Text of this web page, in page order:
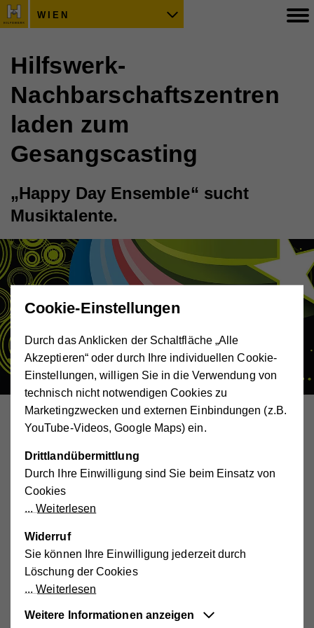
WIEN
Hilfswerk-
Nachbarschaftszentren
laden zum
Gesangscasting
„Happy Day Ensemble“ sucht
Musiktalente.
DieHilfswerk-Nachbarschaftszentren
Unterstützung von Profimusiker Elias Meiri soll eine
musikalische Truppe auf die Beine gestellt werden.
Bereits im Februar finden zwei Vorcastings statt. Wer
singen kann und mitmachen will, ist herzlich eingeladen.
Casting-Termine
Vorcasting Montag, 11. und 18. Februar, jeweils von
19.30–21.00 Uhr
Hauptcasting mit Elias Meiri Montag, 25. Februar von
19.30–21.00 Uhr
Cookie-Einstellungen
Durch das Anklicken der Schaltfläche „Alle
Akzeptieren“ oder durch Ihre individuellen Cookie-
Einstellungen, willigen Sie in die Verwendung von
technisch nicht notwendigen Cookies zu
Marketingzwecken und externen Einbindungen (z.B.
YouTube-Videos, Google Maps) ein.
Drittlandübermittlung
Durch Ihre Einwilligung sind Sie beim Einsatz von
Cookies
Weiterlesen
Widerruf
Sie können Ihre Einwilligung jederzeit durch
Löschung der Cookies
Weiterlesen
Weitere Informationen anzeigen